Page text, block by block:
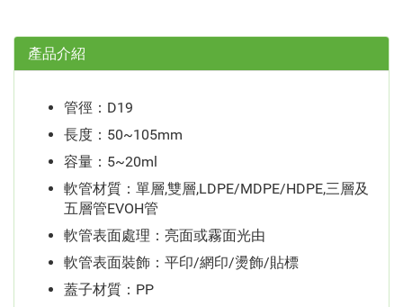
產品介紹
管徑：D19
長度：50~105mm
容量：5~20ml
軟管材質：單層,雙層,LDPE/MDPE/HDPE,三層及
五層管EVOH管
軟管表面處理：亮面或霧面光由
軟管表面裝飾：平印/網印/燙飾/貼標
蓋子材質：PP